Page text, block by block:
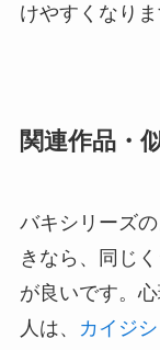
けやすくなりま
関連作品・
バキシリーズ
きなら、同じ
が良いです。
人は、
カイジ